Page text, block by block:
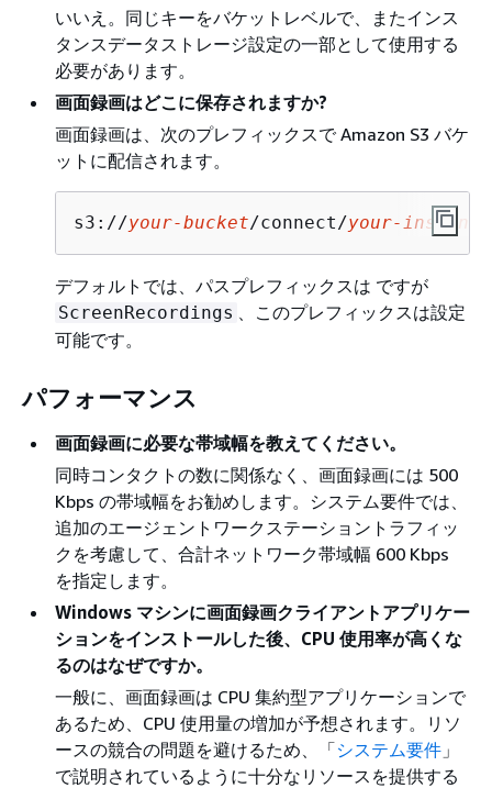
いいえ。同じキーをバケットレベルで、またインス
タンスデータストレージ設定の一部として使用する
必要があります。
画面録画はどこに保存されますか?
画面録画は、次のプレフィックスで Amazon S3 バケ
ットに配信されます。
s3://your-bucket/connect/your-
デフォルトでは、パスプレフィックスは ですが
ScreenRecordings 、このプレフィックスは設定
可能です。
パフォーマンス
画面録画に必要な帯域幅を教えてください。
同時コンタクトの数に関係なく、画面録画には 500
Kbps の帯域幅をお勧めします。システム要件では、
追加のエージェントワークステーショントラフィッ
クを考慮して、合計ネットワーク帯域幅 600 Kbps
を指定します。
Windows マシンに画面録画クライアントアプリケー
ションをインストールした後、CPU 使用率が高くな
るのはなぜですか。
一般に、画面録画は CPU 集約型アプリケーションで
あるため、CPU 使用量の増加が予想されます。リソ
ースの競合の問題を避けるため、「システム要件 」
で説明されているように十分なリソースを提供する